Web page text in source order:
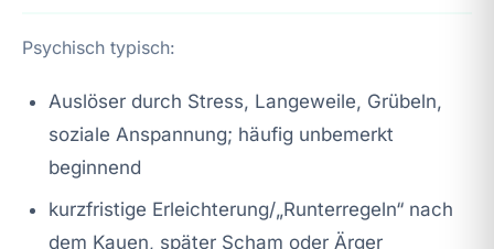
Psychisch typisch:
Auslöser durch Stress, Langeweile, Grübeln,
soziale Anspannung; häufig unbemerkt
beginnend
kurzfristige Erleichterung/„Runterregeln“ nach
dem Kauen, später Scham oder Ärger